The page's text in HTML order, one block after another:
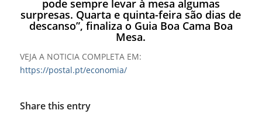
pode sempre levar à mesa algumas
surpresas. Quarta e quinta-feira são dias de
descanso”, finaliza o Guia Boa Cama Boa
Mesa.
VEJA A NOTICIA COMPLETA EM:
https://postal.pt/economia/
Share this entry